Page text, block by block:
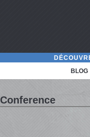
BLOG
Conference